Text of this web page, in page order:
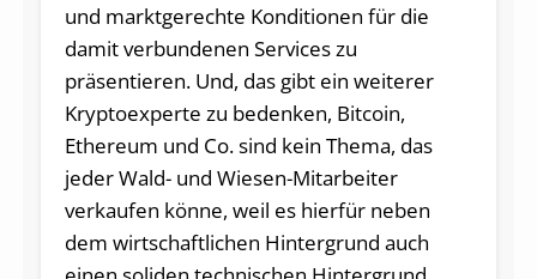
und marktgerechte Konditionen für die
damit verbundenen Services zu
präsentieren. Und, das gibt ein weiterer
Kryptoexperte zu bedenken, Bitcoin,
Ethereum und Co. sind kein Thema, das
jeder Wald- und Wiesen-Mitarbeiter
verkaufen könne, weil es hierfür neben
dem wirtschaftlichen Hintergrund auch